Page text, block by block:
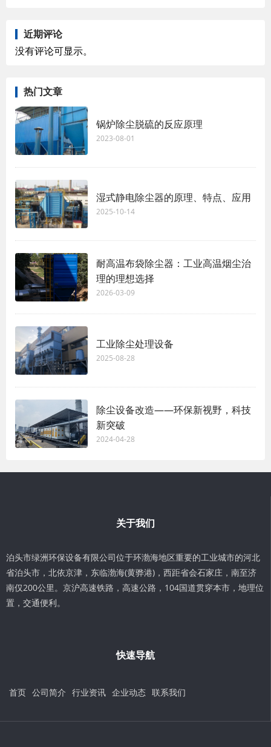
近期评论
没有评论可显示。
热门文章
锅炉除尘脱硫的反应原理
2023-08-01
湿式静电除尘器的原理、特点、应用
2025-10-14
耐高温布袋除尘器：工业高温烟尘治
理的理想选择
2026-03-09
工业除尘处理设备
2025-08-28
除尘设备改造——环保新视野，科技
新突破
2024-04-28
关于我们
泊头市绿洲环保设备有限公司位于环渤海地区重要的工业城市的河北
省泊头市，北依京津，东临渤海(黄骅港)，西距省会石家庄，南至济
南仅200公里。京沪高速铁路，高速公路，104国道贯穿本市，地理位
置，交通便利。
快速导航
首页 公司简介 行业资讯 企业动态 联系我们